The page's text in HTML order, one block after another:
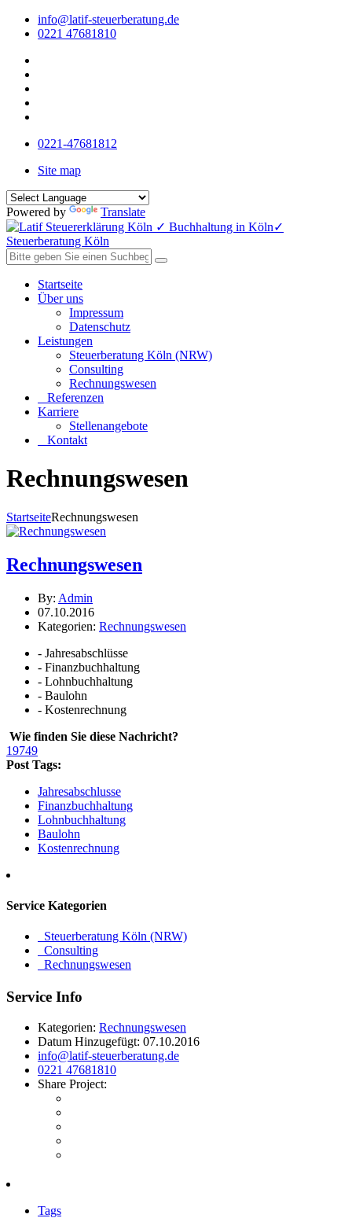
info@latif-steuerberatung.de
0221 47681810
0221-47681812
Site map
Powered by Translate
Startseite
Über uns
Impressum
Datenschutz
Leistungen
Steuerberatung Köln (NRW)
Consulting
Rechnungswesen
Referenzen
Karriere
Stellenangebote
Kontakt
Rechnungswesen
StartseiteRechnungswesen
Rechnungswesen
By: Admin
07.10.2016
Kategorien: Rechnungswesen
- Jahresabschlüsse
- Finanzbuchhaltung
- Lohnbuchhaltung
- Baulohn
- Kostenrechnung
Wie finden Sie diese Nachricht?
19749
Post Tags:
Jahresabschlusse
Finanzbuchhaltung
Lohnbuchhaltung
Baulohn
Kostenrechnung
Service Kategorien
Steuerberatung Köln (NRW)
Consulting
Rechnungswesen
Service Info
Kategorien: Rechnungswesen
Datum Hinzugefügt: 07.10.2016
info@latif-steuerberatung.de
0221 47681810
Share Project:
Tags